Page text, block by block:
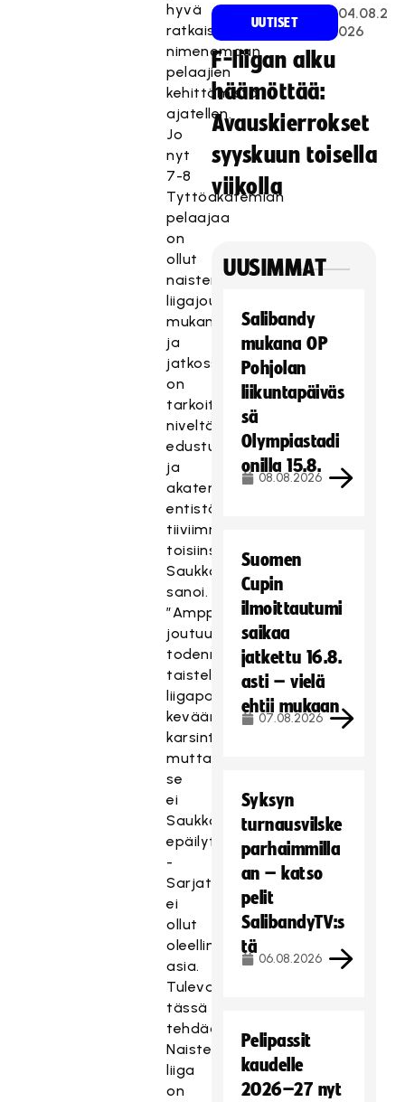
hyvä
ratkaisu
nimenomaan
pelaajien
kehittämistä
ajatellen.
Jo
nyt
7-8
Tyttöakatemian
pelaajaa
on
ollut
naisten
liigajoukkueen
mukana,
ja
jatkossa
on
tarkoitus
niveltää
edustusjoukkue
ja
akatemia
entistä
tiiviimmin
toisiinsa,
Saukkonen
sanoi.
”Ampparittaret”
joutuu
todennäköisesti
taistelemaan
liigapaikastaan
kevään
karsintapeleissä,
mutta
se
ei
Saukkosta
epäilyttänyt.
-
Sarjataso
ei
ollut
oleellinen
asia.
Tulevaisuuttahan
tässä
tehdään.
Naisten
liiga
on
UUTISET
04.08.2
026
F-liigan alku
häämöttää:
Avauskierrokset
syyskuun toisella
viikolla
UUSIMMAT
Salibandy
mukana OP
Pohjolan
liikuntapäiväs
sä
Olympiastadi
onilla 15.8.
08.08.2026
Suomen
Cupin
ilmoittautumi
saikaa
jatkettu 16.8.
asti – vielä
ehtii mukaan
07.08.2026
Syksyn
turnausvilske
parhaimmilla
an – katso
pelit
SalibandyTV:s
tä
06.08.2026
Pelipassit
kaudelle
2026–27 nyt